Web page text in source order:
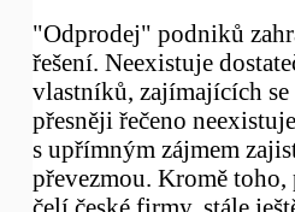
"Odprodej" podniků
řešení. Neexistuje
vlastníků, zajímajících
přesněji řečeno
s upřímným zájmem
převezmou. Kromě
čelí české firmy, stále